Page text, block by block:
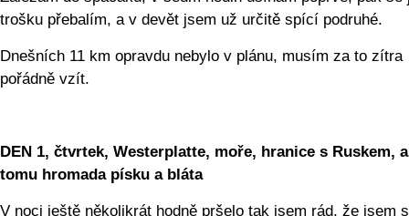
trošku přebalím, a v devět jsem už určitě spící podruhé.
Dnešních 11 km opravdu nebylo v plánu, musím za to zítra
pořádně vzít.
DEN 1, čtvrtek, Westerplatte, moře, hranice s Ruskem,
tomu hromada písku a bláta
V noci ještě několikrát hodně pršelo tak jsem rád, že jsem